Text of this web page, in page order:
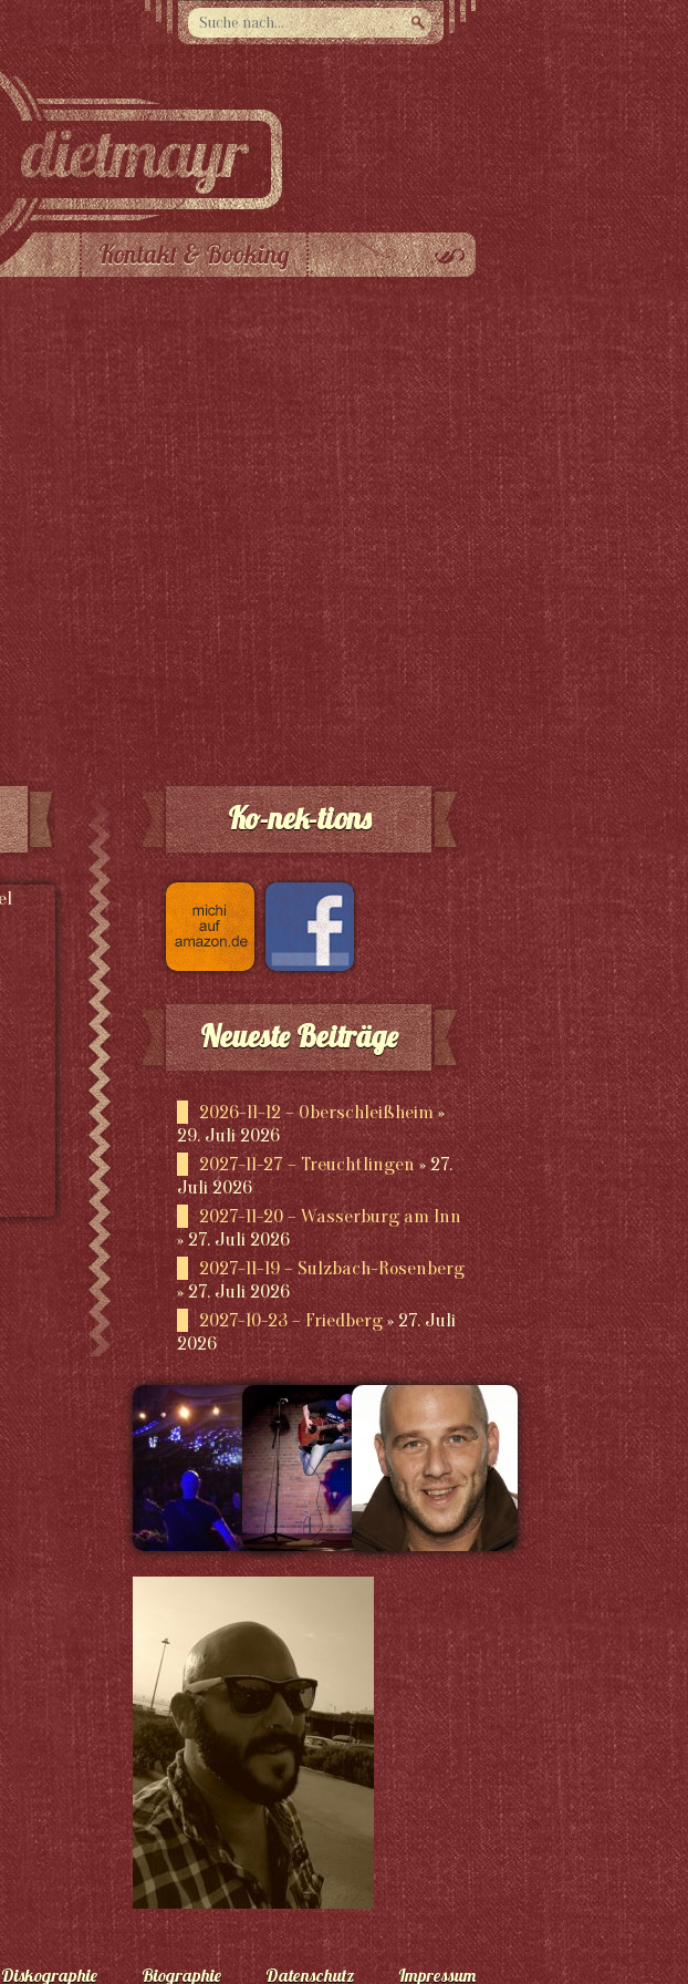
Kontakt & Booking
Ko-nek-tions
Neueste Beiträge
2026-11-12 – Oberschleißheim
29. Juli 2026
2027-11-27 – Treuchtlingen
27.
Juli 2026
2027-11-20 – Wasserburg am Inn
27. Juli 2026
2027-11-19 – Sulzbach-Rosenberg
27. Juli 2026
2027-10-23 – Friedberg
27. Juli
2026
Diskographie Biographie Datenschutz Impressum